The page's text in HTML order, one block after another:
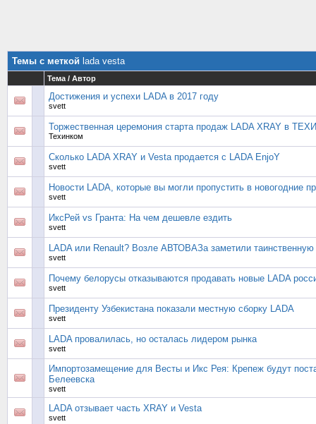
Темы с меткой lada vesta
Тема / Автор
Достижения и успехи LADA в 2017 году
svett
Торжественная церемония старта продаж LADA XRAY в
Техинком
Сколько LADA XRAY и Vesta продается с LADA EnjoY
svett
Новости LADA, которые вы могли пропустить в новогодние
svett
ИксРей vs Гранта: На чем дешевле ездить
svett
LADA или Renault? Возле АВТОВАЗа заметили таинственную
svett
Почему белорусы отказываются продавать новые LADA
svett
Президенту Узбекистана показали местную сборку LADA
svett
LADA провалилась, но осталась лидером рынка
svett
Импортозамещение для Весты и Икс Рея: Крепеж будут
Белеевска
svett
LADA отзывает часть XRAY и Vesta
svett